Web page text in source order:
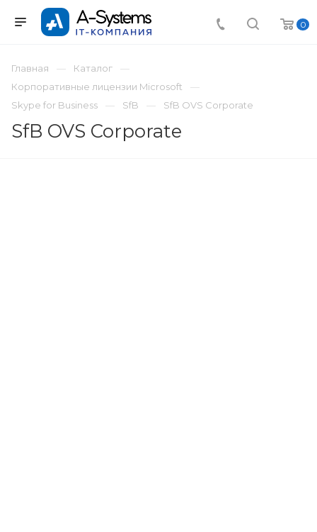
0
Главная
Каталог
Корпоративные лицензии Microsoft
Skype for Business
SfB SfB OVS Corporate
SfB OVS Corporate